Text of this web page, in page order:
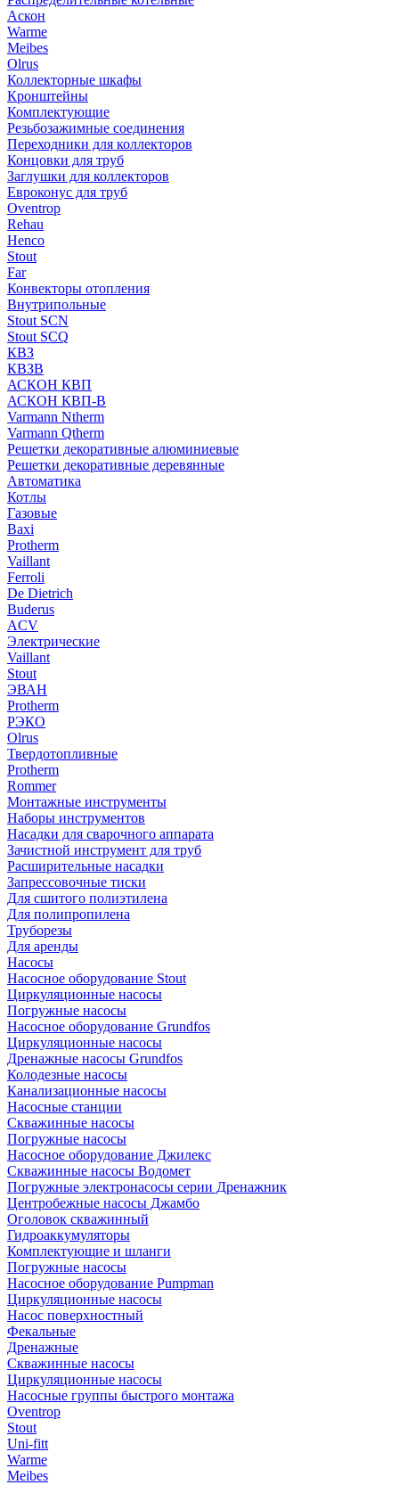
Аскон
Warme
Meibes
Olrus
Коллекторные шкафы
Кронштейны
Комплектующие
Резьбозажимные соединения
Переходники для коллекторов
Концовки для труб
Заглушки для коллекторов
Евроконус для труб
Oventrop
Rehau
Henco
Stout
Far
Конвекторы отопления
Внутрипольные
Stout SCN
Stout SCQ
КВЗ
КВЗВ
АСКОН КВП
АСКОН КВП-В
Varmann Ntherm
Varmann Qtherm
Решетки декоративные алюминиевые
Решетки декоративные деревянные
Автоматика
Котлы
Газовые
Baxi
Protherm
Vaillant
Ferroli
De Dietrich
Buderus
ACV
Электрические
Vaillant
Stout
ЭВАН
Protherm
РЭКО
Olrus
Твердотопливные
Protherm
Rommer
Монтажные инструменты
Наборы инструментов
Насадки для сварочного аппарата
Зачистной инструмент для труб
Расширительные насадки
Запрессовочные тиски
Для сшитого полиэтилена
Для полипропилена
Труборезы
Для аренды
Насосы
Насосное оборудование Stout
Циркуляционные насосы
Погружные насосы
Насосное оборудование Grundfos
Циркуляционные насосы
Дренажные насосы Grundfos
Колодезные насосы
Канализационные насосы
Насосные станции
Скважинные насосы
Погружные насосы
Насосное оборудование Джилекс
Скважинные насосы Водомет
Погружные электронасосы серии Дренажник
Центробежные насосы Джамбо
Оголовок скважинный
Гидроаккумуляторы
Комплектующие и шланги
Погружные насосы
Насосное оборудование Pumpman
Циркуляционные насосы
Насос поверхностный
Фекальные
Дренажные
Скважинные насосы
Циркуляционные насосы
Насосные группы быстрого монтажа
Oventrop
Stout
Uni-fitt
Warme
Meibes